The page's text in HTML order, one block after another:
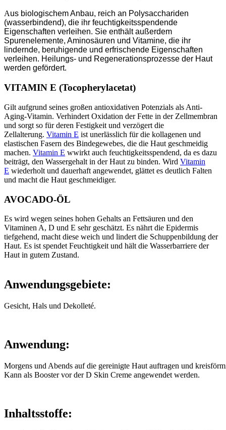
Aus biologischem Anbau, reich an Polysacchariden
(wasserbindend), die ihr feuchtigkeitsspendende
Eigenschaften verleihen. Sie enthält außerdem
Spurenelemente, Aminosäuren und Vitamine, die ihr
lindernde, beruhigende und erfrischende Eigenschaften
verleihen. Heilungs- und Regenerationsprozesse der Haut
werden gefördert.
VITAMIN E (Tocopherylacetat)
Gilt aufgrund seines großen antioxidativen Potenzials als Anti-
Aging-Vitamin. Verhindert Oxidation der Fette in der Zellmembran
und sorgt so für deren Festigkeit und verzögert die
Zellalterung. Vitamin E ist unerlässlich für die kollagenen und
elastischen Fasern des Bindegewebes, die die Haut geschmeidig
machen. Vitamin E wwirkt auch feuchtigkeitsspendend, da es dazu
beiträgt, den Wassergehalt in der Haut zu binden. Wird Vitamin
E wiederholt und dauerhaft angewendet, glättet es deutlich Falten
und macht die Haut geschmeidiger.
AVOCADO-ÖL
Es wird wegen seines hohen Gehalts an Fettsäuren und den
Vitaminen A, D und E sehr geschätzt. Es nährt die Epidermis
tiefgehend, macht diese weich und lindert die Schuppenbildung der
Haut. Es ist spendet Feuchtigkeit und hält die Wasserbarriere der
Haut in gutem Zustand.
Anwendungsgebiete:
Gesicht, Hals und Dekolleté.
Anwendung:
Morgens und Abends auf die gereinigte Haut auftragen und
Kann als Booster vor der D Skin Creme angewendet werden.
Inhaltsstoffe: